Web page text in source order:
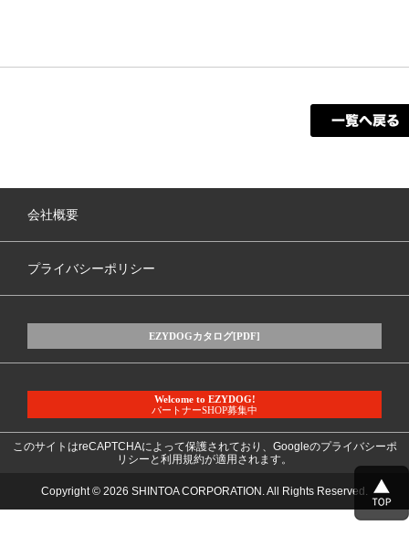
会社概要
プライバシーポリシー
EZYDOGカタログ[PDF]
Welcome to EZYDOG!
パートナーSHOP募集中
このサイトはreCAPTCHAによって保護されており、Googleのプライバシーポ
リシー と 利用規約が適用されます。
Copyright © 2026 SHINTOA CORPORATION. All Rights Reserved.